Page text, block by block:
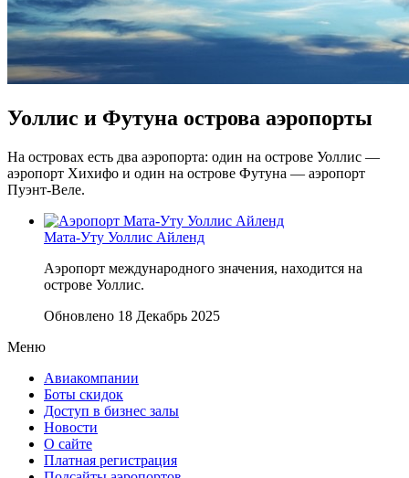
Уоллис и Футуна острова аэропорты
На островах есть два аэропорта: один на острове Уоллис —
аэропорт Хихифо и один на острове Футуна — аэропорт
Пуэнт-Веле.
Мата-Уту Уоллис Айленд
Аэропорт международного значения, находится на
острове Уоллис.
Обновлено 18 Декабрь 2025
Меню
Авиакомпании
Боты скидок
Доступ в бизнес залы
Новости
О сайте
Платная регистрация